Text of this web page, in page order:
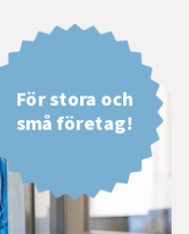
För stora och
små företag!